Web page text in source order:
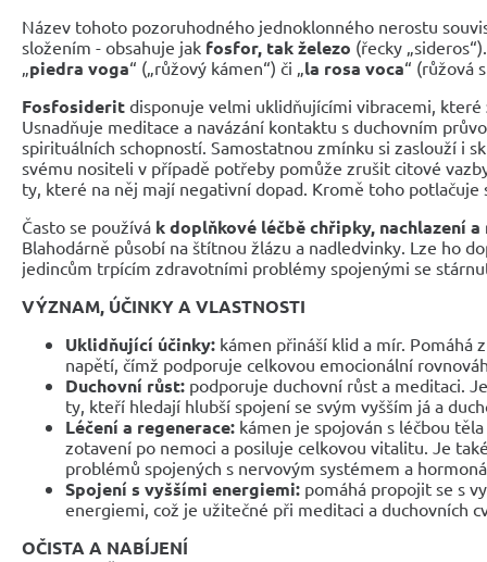
Název tohoto pozoruhodného jednoklonného nerostu
složením - obsahuje jak fosfor, tak železo (řecky
piedra voga“ („růžový kámen“) či „ la rosa voca“ (růžová
Fosfosiderit disponuje velmi uklidňujícími vibracemi, které
Usnadňuje meditace a navázání kontaktu s duchovním
spirituálních schopností. Samostatnou zmínku si zaslouží i
svému nositeli v případě potřeby pomůže zrušit citové
ty, které na něj mají negativní dopad. Kromě toho potlačuje
Často se používá k doplňkové léčbě chřipky, nachlazení
Blahodárně působí na štítnou žlázu a nadledvinky. Lze ho
jedincům trpícím zdravotními problémy spojenými se
VÝZNAM, ÚČINKY A VLASTNOSTI
Uklidňující účinky: kámen přináší klid a mír. Pomáhá
napětí, čímž podporuje celkovou emocionální
Duchovní růst: podporuje duchovní růst a meditaci.
ty, kteří hledají hlubší spojení se svým vyšším já a
Léčení a regenerace: kámen je spojován s léčbou
zotavení po nemoci a posiluje celkovou vitalitu. Je
problémů spojených s nervovým systémem a
Spojení s vyššími energiemi: pomáhá propojit se s
energiemi, což je užitečné při meditaci a duchovních
OČISTA A NABÍJENÍ